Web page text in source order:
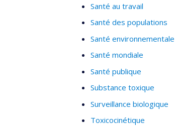
Santé au travail
Santé des populations
Santé environnementale
Santé mondiale
Santé publique
Substance toxique
Surveillance biologique
Toxicocinétique